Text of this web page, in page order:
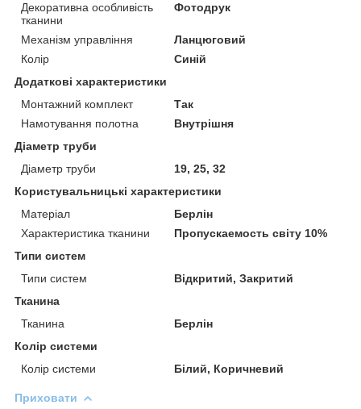
Декоративна особливість
тканини
Фотодрук
Механізм управління
Ланцюговий
Колір
Синій
Додаткові характеристики
Монтажний комплект
Так
Намотування полотна
Внутрішня
Діаметр труби
Діаметр труби
19, 25, 32
Користувальницькі характеристики
Матеріал
Берлін
Характеристика тканини
Пропускаемость світу 10%
Типи систем
Типи систем
Відкритий, Закритий
Тканина
Тканина
Берлін
Колір системи
Колір системи
Білий, Коричневий
Приховати